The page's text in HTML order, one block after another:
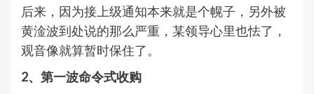
后来，因为接上级通知本来就是个幌子，另外被
黄淦波到处说的那么严重，某领导心里也怯了，
观音像就算暂时保住了。
2、第一波命令式收购